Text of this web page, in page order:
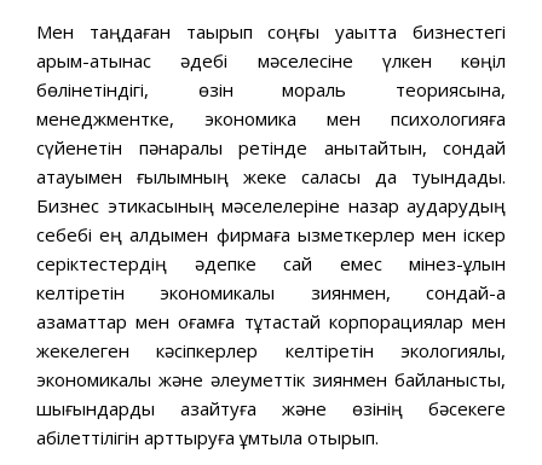
Мен таңдаған тақырып соңғы уақытта бизнестегі
қарым-қатынас әдебі мәселесіне үлкен көңіл
бөлінетіндігі, өзін мораль теориясына,
менеджментке, экономика мен психологияға
сүйенетін пәнаралық ретінде анықтайтын, сондай
атауымен ғылымның жеке саласы да туындады.
Бизнес этикасының мәселелеріне назар аударудың
себебі ең алдымен фирмаға қызметкерлер мен іскер
серіктестердің әдепке сай емес мінез-құлқын
келтіретін экономикалық зиянмен, сондай-ақ
азаматтар мен қоғамға тұтастай корпорациялар мен
жекелеген кәсіпкерлер келтіретін экологиялық,
экономикалық және әлеуметтік зиянмен байланысты,
шығындарды азайтуға және өзінің бәсекеге
қабілеттілігін арттыруға ұмтыла отырып.